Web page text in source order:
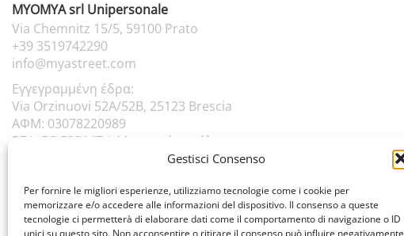
Gestisci Consenso
Per fornire le migliori esperienze, utilizziamo tecnologie come i cookie per
memorizzare e/o accedere alle informazioni del dispositivo. Il consenso a queste
tecnologie ci permetterà di elaborare dati come il comportamento di navigazione o ID
MYOMYA srl Unipersonale
Via Chemnitz 15/5, 59100 Prato
+39 3519742290
info@myastreet.com
Εγγεγραμμένη έδρα:
Via Orzinuovi 52A/52B, 25123 Brescia
ΑΦΜ: 03078220989
REA: BS-503147 | Μετοχικό κεφάλαιο: